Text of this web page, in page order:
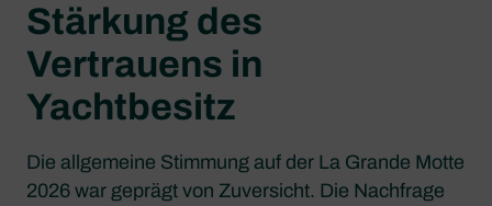
Stärkung des
Vertrauens in
Yachtbesitz
Die allgemeine Stimmung auf der La Grande Motte
2026 war geprägt von Zuversicht. Die Nachfrage